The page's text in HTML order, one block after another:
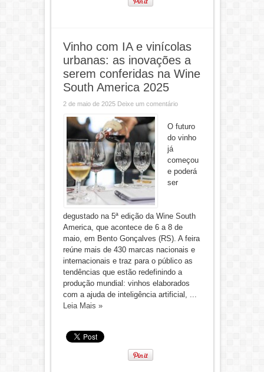
Vinho com IA e vinícolas
urbanas: as inovações a
serem conferidas na Wine
South America 2025
2 de maio de 2025 Deixe um comentário
O futuro
do vinho
já
começou
e poderá
ser
degustado na 5ª edição da Wine South
America, que acontece de 6 a 8 de
maio, em Bento Gonçalves (RS). A feira
reúne mais de 430 marcas nacionais e
internacionais e traz para o público as
tendências que estão redefinindo a
produção mundial: vinhos elaborados
com a ajuda de inteligência artificial, ...
Leia Mais »